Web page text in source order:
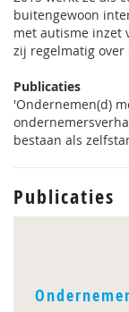
buitengewoon
met autisme inzet
zij regelmatig over
Publicaties
'Ondernemen(d)
bestaan als
Publicaties